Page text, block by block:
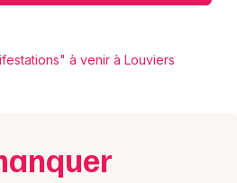
à venir à Louviers